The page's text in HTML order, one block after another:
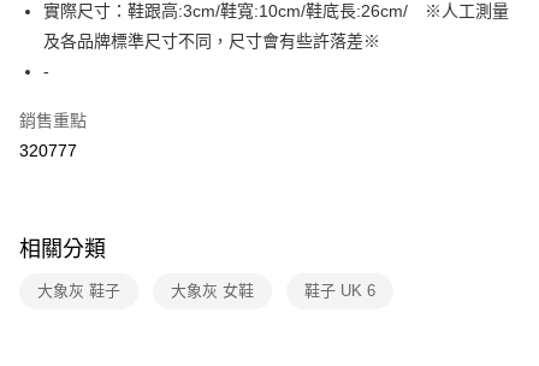
【「AFTEE先享後付」結帳流程】
１．於結帳方式選擇「AFTEE先享後付」後，將跳轉至「AFTEE先享後付」
結帳頁面，進行簡訊認證並確認金額後，即可完成結帳。
３．收到繳費通知簡訊後14天內，點擊此簡訊中的連結，可透過四大超商／
※ 請注意：結帳手續完成當下不需立刻繳費，但若您需要取消訂單，請聯絡
是否繳費成功／繳費後需取消欲退款等相關疑問，請聯繫「AFTEE先享後付
宅配
免運費
實際尺寸：鞋跟高:3cm/鞋寬:10cm/鞋底長:26cm/ ※人工測量
及各品牌標準尺寸不同，尺寸會有些許落差※
-
銷售重點
320777
相關分類
大象灰 鞋子 大象灰 女鞋 鞋子 UK 6